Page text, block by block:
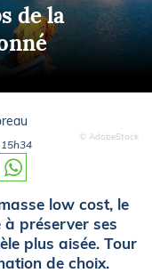
de la
© AdobeStock
low cost, le
à préserver ses
plus aisée. Tour
de choix.